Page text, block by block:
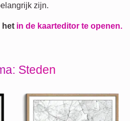
zijn.
het in de kaarteditor te openen.
Steden